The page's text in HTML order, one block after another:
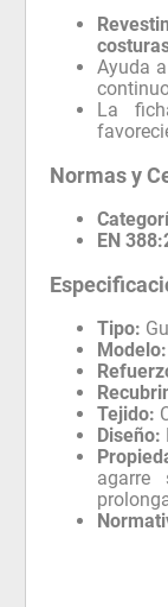
Ayuda
La
Normas y
EN
Tipo:
Modelo:
Tejido:
Diseño:
agarre